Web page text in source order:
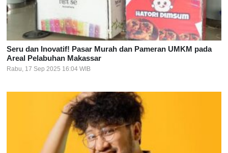
Seru dan Inovatif! Pasar Murah dan Pameran UMKM pada
Areal Pelabuhan Makassar
Rabu, 17 Sep 2025 16:04 WIB